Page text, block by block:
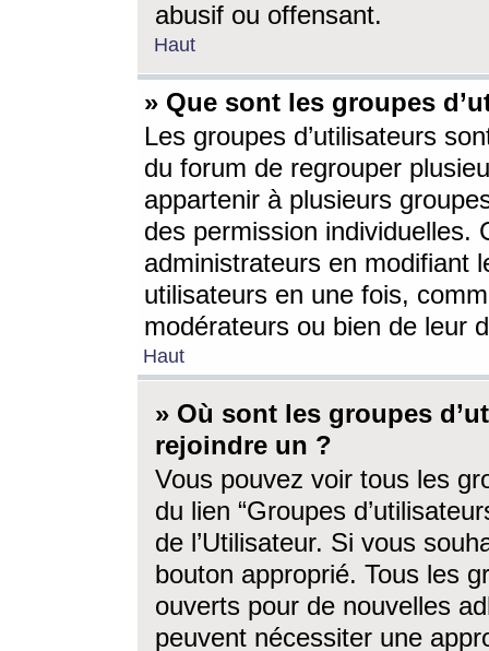
abusif ou offensant.
Haut
» Que sont les groupes
Les groupes d’utilisateurs
du forum de regrouper
appartenir à plusieurs
des permission individuelles.
administrateurs en modifiant
utilisateurs en une fois,
modérateurs ou bien de leur
Haut
» Où sont les groupes
rejoindre un ?
Vous pouvez voir tous les
du lien “Groupes
de l’Utilisateur. Si vous
bouton approprié. Tous les
ouverts pour de nouvelles
peuvent nécessiter une